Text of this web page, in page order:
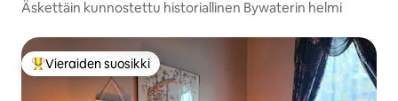
Äskettäin kunnostettu historiallinen Bywaterin helmi
Vieraiden suosikkien parhaimmistoa
Vieraiden suosikki